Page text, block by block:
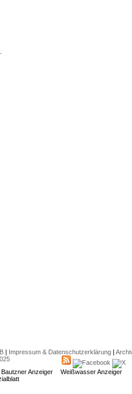
| Impressum & Datenschutzerklärung|
Bautzner Anzeiger
Weißwasser Anzeiger